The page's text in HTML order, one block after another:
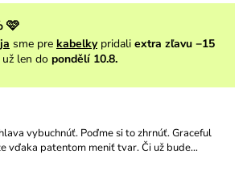
🩷
sme pre kabelky pridali extra zľavu −15
len do pondělí 10.8.
vybuchnúť. Poďme si to zhrnúť. Graceful
vďaka patentom meniť tvar. Či už bude…